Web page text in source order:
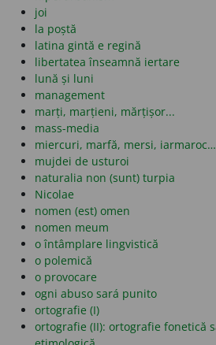
joi
la poștă
latina gintă e regină
libertatea înseamnă iertare
lună și luni
management
marți, marțieni, mărțișor...
mass-media
miercuri, marfă, mersi, iarmaroc…
mujdei de usturoi
naturalia non (sunt) turpia
Nicolae
nomen (est) omen
nomen meum
o întâmplare lingvistică
o polemică
o provocare
ogni abuso sará punito
ortografie (I)
ortografie (II): ortografie fonetică